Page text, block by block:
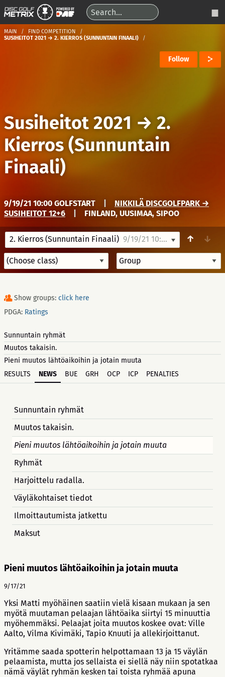
MAIN
FIND COMPETITION
SUSIHEITOT 2021 → 2. KIERROS (SUNNUNTAIN FINAALI)
Follow
Susiheitot 2021 → 2.
Kierros (Sunnuntain
Finaali)
9/19/21 10:00 GOLFSTART
NIKKILÄ DISCGOLFPARK →
SUSIHEITOT 12+6
FINLAND, UUSIMAA, SIPOO
2. Kierros (Sunnuntain Finaali) 9/19/21 10:00 ↑ ↓
Show groups: click here
PDGA: Ratings
Sunnuntain ryhmät
Muutos takaisin.
Pieni muutos lähtöaikoihin ja jotain muuta
RESULTS
NEWS BUE GRH OCP ICP PENALTIES
Sunnuntain ryhmät
Muutos takaisin.
Pieni muutos lähtöaikoihin ja jotain muuta
Ryhmät
Harjoittelu radalla.
Väyläkohtaiset tiedot
Ilmoittautumista jatkettu
Maksut
Pieni muutos lähtöaikoihin ja jotain muuta
9/17/21
Yksi Matti myöhäinen saatiin vielä kisaan mukaan ja sen
myötä muutaman pelaajan lähtöaika siirtyi 15 minuuttia
myöhemmäksi. Pelaajat joita muutos koskee ovat: Ville
Aalto, Vilma Kivimäki, Tapio Knuuti ja allekirjoittanut.
Yritämme saada spotterin helpottamaan 13 ja 15 väylän
pelaamista, mutta jos sellaista ei siellä näy niin spotatkaa
nämä väylät ryhmän kesken tai toista ryhmää apuna